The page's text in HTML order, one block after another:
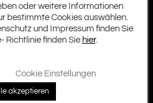
Zusätzliche Informationen
oder weitere Informationen
bestimmte Cookies auswählen.
und Impressum finden Sie
Richtlinie finden Sie hier.
Cookie Einstellungen
akzeptieren